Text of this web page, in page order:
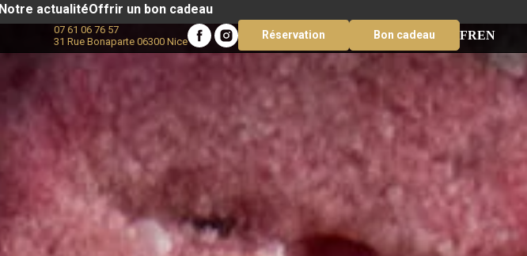
Notre actualité​Offrir un bon cadeau
07 61 06 76 57
31 Rue Bonaparte 06300 Nice
Réservation Bon cadeau FREN